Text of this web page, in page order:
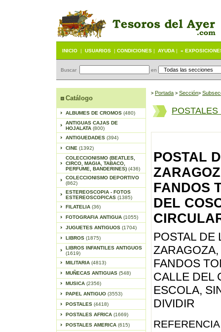
INICIO | USUARIOS | CONDICIONES | AYUDA | «
Buscar en
Catálogo
ALBUMES DE CROMOS (480)
ANTIGUAS CAJAS DE
HOJALATA (800)
ANTIGUEDADES (394)
CINE (1392)
COLECCIONISMO (BEATLES,
CIRCO, MAGIA, TABACO,
PERFUME, BANDERINES) (436)
COLECCIONISMO DEPORTIVO
(862)
ESTEREOSCOPIA - FOTOS
ESTEREOSCOPICAS (1385)
FILATELIA (36)
FOTOGRAFIA ANTIGUA (1055)
JUGUETES ANTIGUOS (1704)
LIBROS (1875)
LIBROS INFANTILES ANTIGUOS
(1619)
MILITARIA (4813)
MUÑECAS ANTIGUAS (548)
MUSICA (2356)
PAPEL ANTIGUO (3553)
POSTALES (4418)
POSTALES AFRICA (1669)
POSTALES AMERICA (615)
> Portada > Sección>
POSTALES
POSTAL
FANDOS
DEL
POSTAL DE
FANDOS
CALLE DEL
ESCOLA,
DIVIDIR